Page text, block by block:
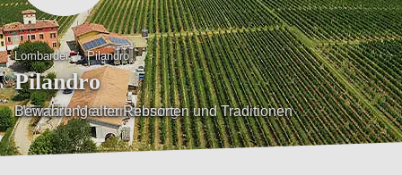
Lombardei Pilandro
Pilandro
Bewahrung alter Rebsorten und Traditionen